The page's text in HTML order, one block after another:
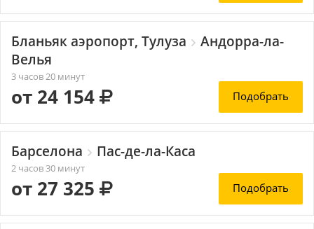
Бланьяк аэропорт, Тулуза
Андорра-ла-
Велья
3 часов 20 минут
от 24 154 Подобрать
Барселона Пас-де-ла-Каса
2 часов 30 минут
от 27 325 Подобрать